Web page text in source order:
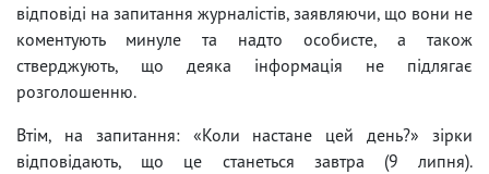
відповіді на запитання журналістів, заявляючи, що вони не
коментують минуле та надто особисте, а також
стверджують, що деяка інформація не підлягає
розголошенню.
Втім, на запитання: «Коли настане цей день?» зірки
відповідають, що це станеться завтра (9 липня).